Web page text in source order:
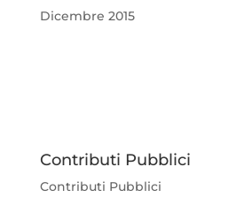
Dicembre 2015
Contributi Pubblici
Contributi Pubblici